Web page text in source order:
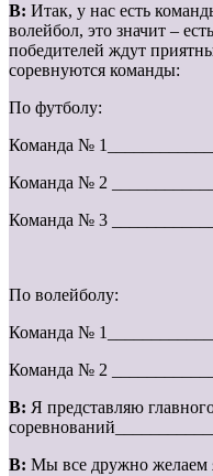
В: Итак, у нас есть
волейбол, это значит –
победителей ждут
соревнуются команды:
По футболу:
Команда №
Команда № 2
Команда № 3
По волейболу:
Команда №
Команда № 2
В: Я представляю
В: Мы все дружно желаем